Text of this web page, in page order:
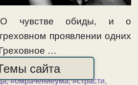
О чувстве обиды, и о
проявлении одних
…
развернуть
,#омрачениеума,#страсти,
сайта